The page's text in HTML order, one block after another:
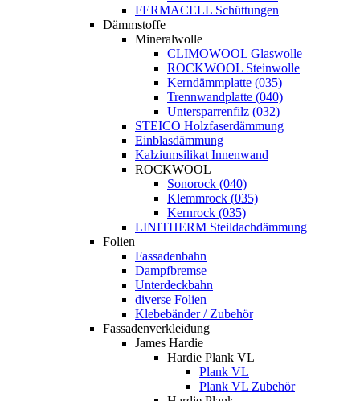
FERMACELL Schüttungen
Dämmstoffe
Mineralwolle
CLIMOWOOL Glaswolle
ROCKWOOL Steinwolle
Kerndämmplatte (035)
Trennwandplatte (040)
Untersparrenfilz (032)
STEICO Holzfaserdämmung
Einblasdämmung
Kalziumsilikat Innenwand
ROCKWOOL
Sonorock (040)
Klemmrock (035)
Kernrock (035)
LINITHERM Steildachdämmung
Folien
Fassadenbahn
Dampfbremse
Unterdeckbahn
diverse Folien
Klebebänder / Zubehör
Fassadenverkleidung
James Hardie
Hardie Plank VL
Plank VL
Plank VL Zubehör